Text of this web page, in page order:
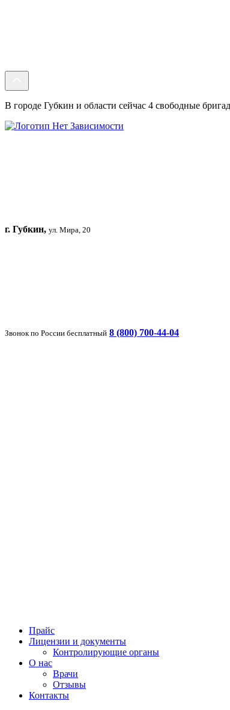
В городе Губкин и области сейчас 4 свободные
г. Губкин, ул. Мира, 20
Звонок по России бесплатный 8 (800) 700-44-04
Прайс
Лицензии и документы
Контролирующие органы
О нас
Врачи
Отзывы
Контакты